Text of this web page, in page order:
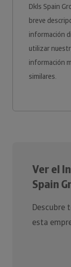
Dkls Spain
breve
información
utilizar
información
similares.
Ver el
Spain
Descubre
esta